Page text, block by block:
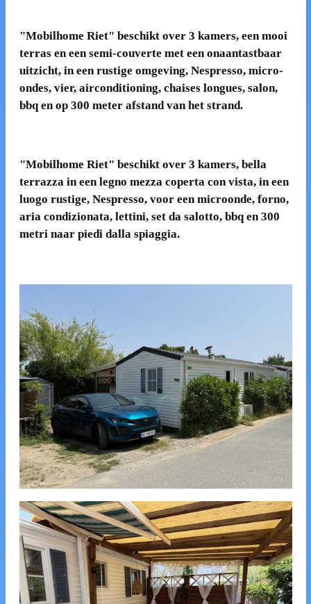
"Mobilhome Riet" beschikt over 3 kamers, een mooi
terras en een semi-couverte met een onaantastbaar
uitzicht, in een rustige omgeving, Nespresso, micro-
ondes, vier, airconditioning, chaises longues, salon,
bbq en op 300 meter afstand van het strand.
"Mobilhome Riet" beschikt over 3 kamers, bella
terrazza in een legno mezza coperta con vista, in een
luogo rustige, Nespresso, voor een microonde, forno,
aria condizionata, lettini, set da salotto, bbq en 300
metri naar piedi dalla spiaggia.